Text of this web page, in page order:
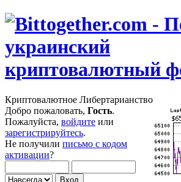
Криптовалютное Либертарианство
Добро пожаловать, Гость.
Пожалуйста, войдите или
зарегистрируйтесь.
Не получили письмо с кодом
активации?